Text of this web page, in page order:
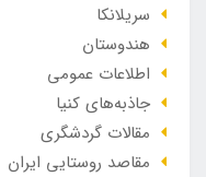
سریلانکا
هندوستان
اطلاعات عمومی
جاذبه‌های کنیا
مقالات گردشگری
مقاصد روستایی ایران